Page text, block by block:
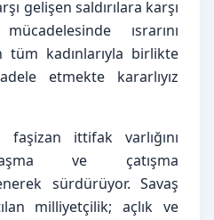
gelişen saldırılara karşı
ısrarını
tüm kadınlarıyla birlikte
etmekte kararlıyız
ittifak varlığını
ve çatışma
sürdürüyor. Savaş
milliyetçilik; açlık ve